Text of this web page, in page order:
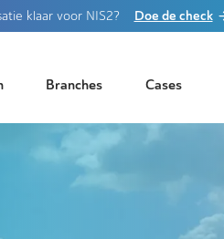
klaar voor NIS2? Doe de check
Branches Cases